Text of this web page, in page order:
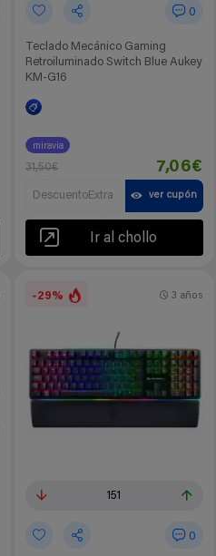
0
Teclado Mecánico Gaming
Retroiluminado Switch Blue Aukey
KM-G16
miravia
31,50€ 7,06€
DescuentoExtra ver cupón
Ir al chollo
-29%
151
0
3 años